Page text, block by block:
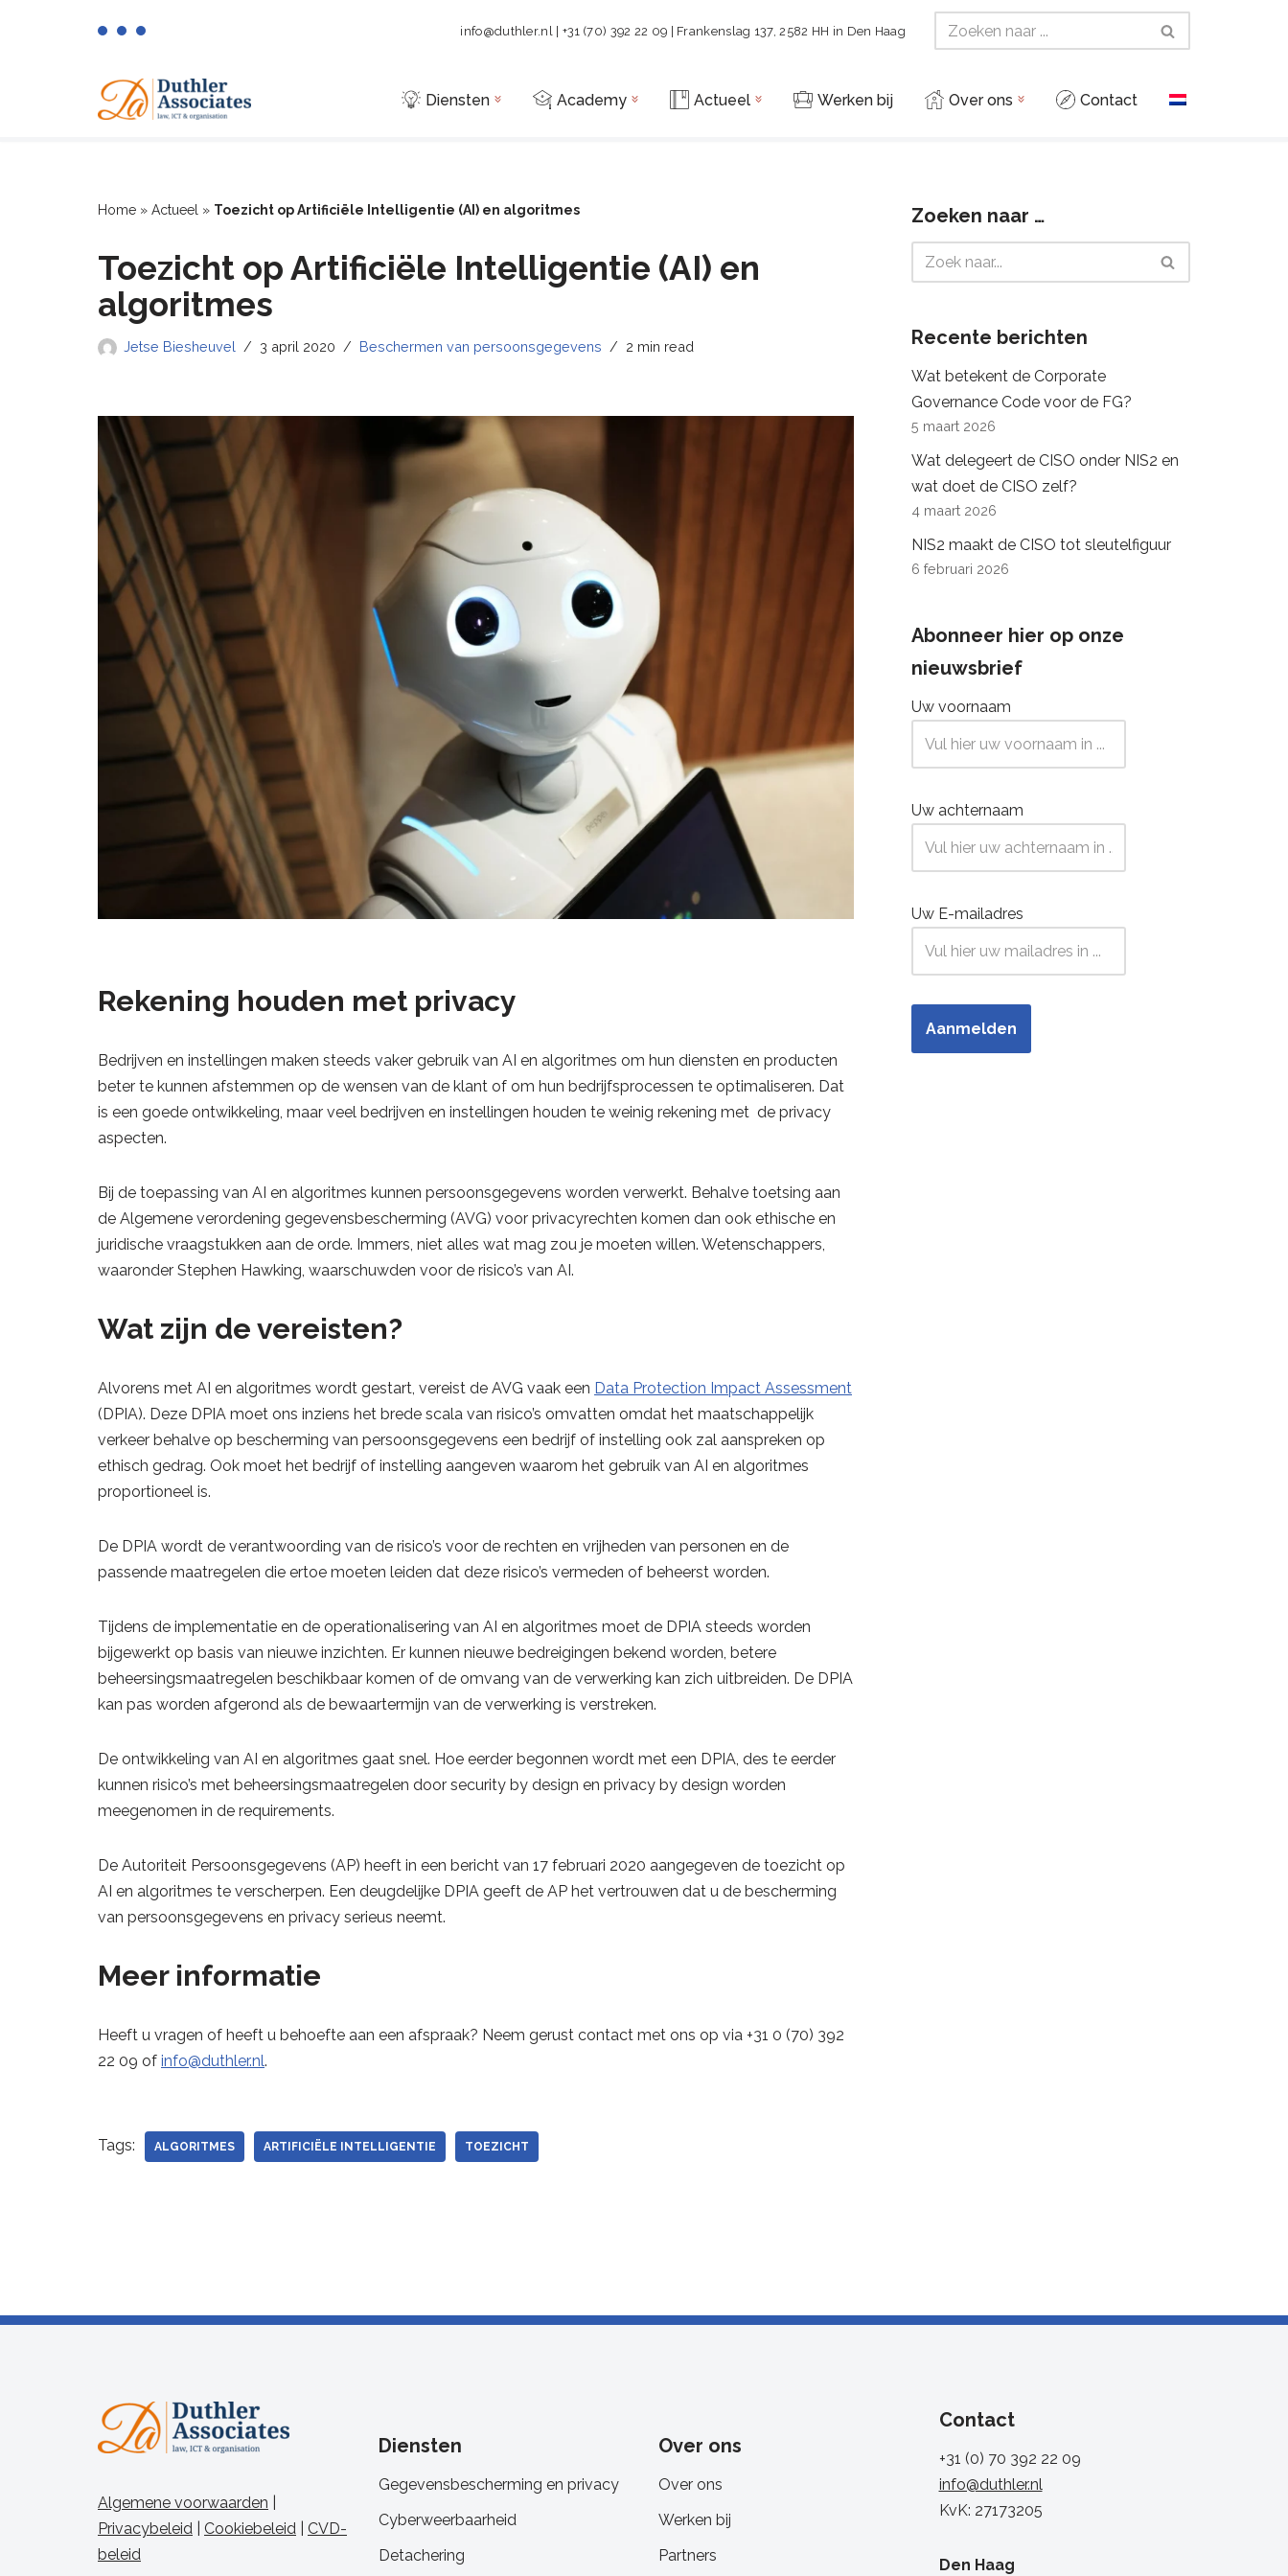
info@duthler.nl | +31 (70) 392 22 09 | Frankenslag 137, 2582 HH in Den Haag
Diensten Academy Actueel Werken bij Over ons Contact
Home » Actueel » Toezicht op Artificiële Intelligentie (AI) en algoritmes
Toezicht op Artificiële Intelligentie (AI) en
algoritmes
Jetse Biesheuvel 3 april 2020 Beschermen van persoonsgegevens 2 min read
Rekening houden met privacy
Bedrijven en instellingen maken steeds vaker gebruik van AI en algoritmes om hun diensten en producten
beter te kunnen afstemmen op de wensen van de klant of om hun bedrijfsprocessen te optimaliseren. Dat
is een goede ontwikkeling, maar veel bedrijven en instellingen houden te weinig rekening met de privacy
aspecten.
Bij de toepassing van AI en algoritmes kunnen persoonsgegevens worden verwerkt. Behalve toetsing aan
de Algemene verordening gegevensbescherming (AVG) voor privacyrechten komen dan ook ethische en
juridische vraagstukken aan de orde. Immers, niet alles wat mag zou je moeten willen. Wetenschappers,
waaronder Stephen Hawking, waarschuwden voor de risico’s van AI.
Wat zijn de vereisten?
Alvorens met AI en algoritmes wordt gestart, vereist de AVG vaak een Data Protection Impact Assessment
(DPIA). Deze DPIA moet ons inziens het brede scala van risico’s omvatten omdat het maatschappelijk
verkeer behalve op bescherming van persoonsgegevens een bedrijf of instelling ook zal aanspreken op
ethisch gedrag. Ook moet het bedrijf of instelling aangeven waarom het gebruik van AI en algoritmes
proportioneel is.
De DPIA wordt de verantwoording van de risico’s voor de rechten en vrijheden van personen en de
passende maatregelen die ertoe moeten leiden dat deze risico’s vermeden of beheerst worden.
Tijdens de implementatie en de operationalisering van AI en algoritmes moet de DPIA steeds worden
bijgewerkt op basis van nieuwe inzichten. Er kunnen nieuwe bedreigingen bekend worden, betere
beheersingsmaatregelen beschikbaar komen of de omvang van de verwerking kan zich uitbreiden. De DPIA
kan pas worden afgerond als de bewaartermijn van de verwerking is verstreken.
De ontwikkeling van AI en algoritmes gaat snel. Hoe eerder begonnen wordt met een DPIA, des te eerder
kunnen risico’s met beheersingsmaatregelen door security by design en privacy by design worden
meegenomen in de requirements.
De Autoriteit Persoonsgegevens (AP) heeft in een bericht van 17 februari 2020 aangegeven de toezicht op
AI en algoritmes te verscherpen. Een deugdelijke DPIA geeft de AP het vertrouwen dat u de bescherming
van persoonsgegevens en privacy serieus neemt.
Meer informatie
Heeft u vragen of heeft u behoefte aan een afspraak? Neem gerust contact met ons op via +31 0 (70) 392
22 09 of info@duthler.nl.
Tags: ALGORITMES ARTIFICIËLE INTELLIGENTIE TOEZICHT
Zoeken naar …
Recente berichten
Wat betekent de Corporate
Governance Code voor de FG?
5 maart 2026
Wat delegeert de CISO onder NIS2 en
wat doet de CISO zelf?
4 maart 2026
NIS2 maakt de CISO tot sleutelfiguur
6 februari 2026
Abonneer hier op onze
nieuwsbrief
Uw voornaam
Uw achternaam
Uw E-mailadres
Algemene voorwaarden
Privacybeleid
Cookiebeleid
CVD-
beleid
Diensten
Gegevensbescherming en privacy
Cyberweerbaarheid
Detachering
Over ons
Over ons
Werken bij
Partners
Contact
+31 (0) 70 392 22 09
info@duthler.nl
KvK: 27173205
Den Haag